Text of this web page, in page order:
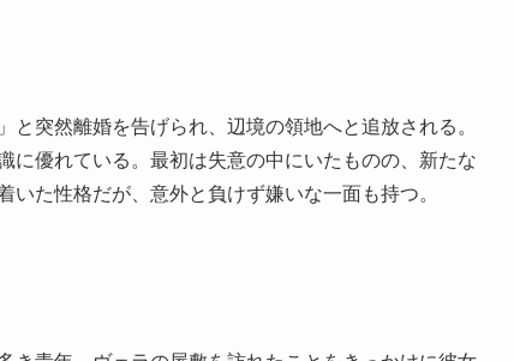
突然離婚を告げられ、辺境の領地へと追放される。
に優れている。最初は失意の中にいたものの、新たな
た性格だが、意外と負けず嫌いな一面も持つ。